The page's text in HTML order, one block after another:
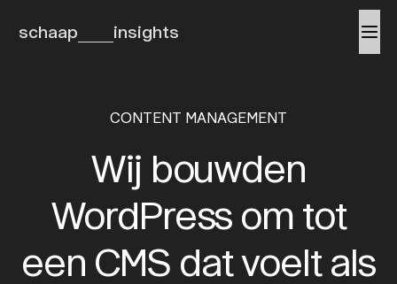
schaap insights
CONTENT MANAGEMENT
Wij bouwden
WordPress om tot
een CMS dat voelt als